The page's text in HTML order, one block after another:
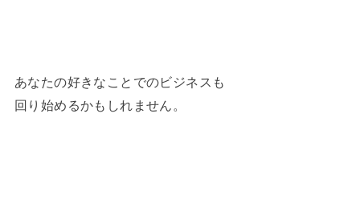
あなたの好きなことでのビジネスも
回り始めるかもしれません。